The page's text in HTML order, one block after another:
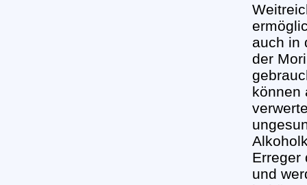
auch in
der
können
Erreger
und